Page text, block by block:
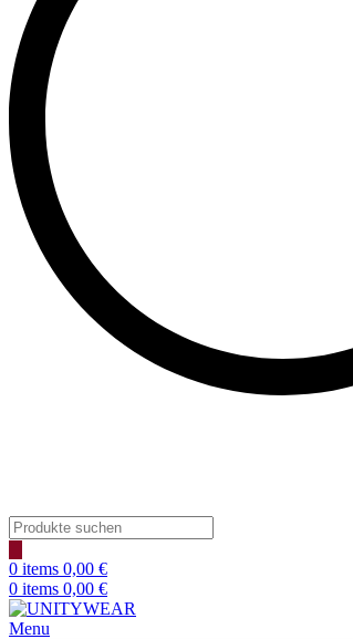
Products
search
0 items 0,00 €
0 items 0,00 €
Menu